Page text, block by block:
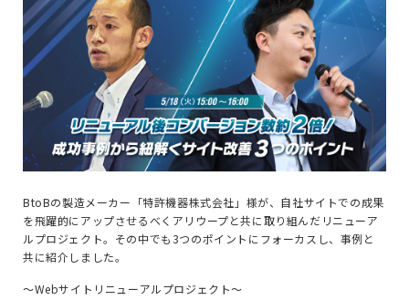
BtoBの製造メーカー「特許機器株式会社」様が、自社サイトでの成果
を飛躍的にアップさせるべくアリウープと共に取り組んだリニューア
ルプロジェクト。その中でも3つのポイントにフォーカスし、事例と
共に紹介しました。
～Webサイトリニューアルプロジェクト～